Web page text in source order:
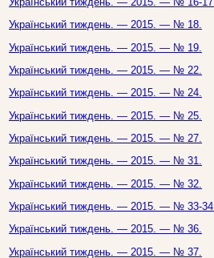
Український тиждень. — 2015. — № 18.
Український тиждень. — 2015. — № 19.
Український тиждень. — 2015. — № 22.
Український тиждень. — 2015. — № 24.
Український тиждень. — 2015. — № 25.
Український тиждень. — 2015. — № 27.
Український тиждень. — 2015. — № 31.
Український тиждень. — 2015. — № 32.
Український тиждень. — 2015. — № 33-34.
Український тиждень. — 2015. — № 36.
Український тиждень. — 2015. — № 37.